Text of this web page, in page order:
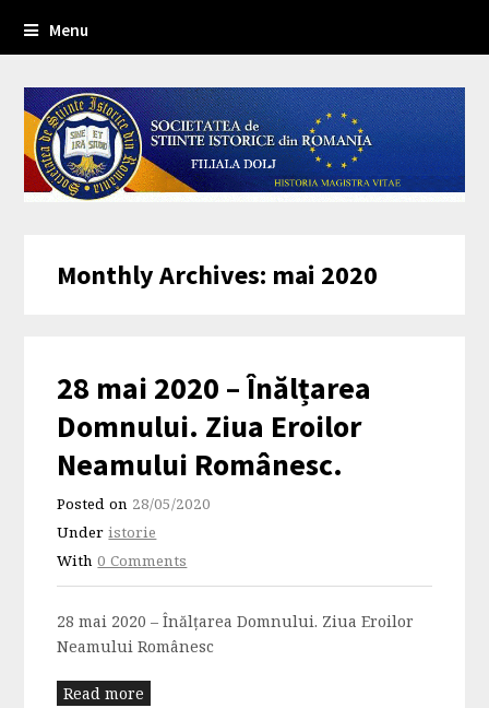
Menu
Monthly Archives: mai 2020
28 mai 2020 – Înălțarea
Domnului. Ziua Eroilor
Neamului Românesc.
Posted on 28/05/2020
Underistorie
With0 Comments
28 mai 2020 – Înălțarea Domnului. Ziua Eroilor
Neamului Românesc
Read more